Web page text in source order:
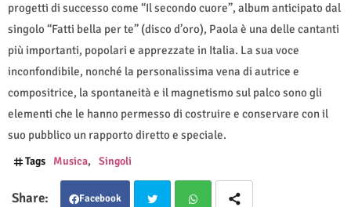
progetti di successo come “Il secondo cuore”, album anticipato dal
singolo “Fatti bella per te” (disco d’oro), Paola è una delle cantanti
più importanti, popolari e apprezzate in Italia. La sua voce
inconfondibile, nonché la personalissima vena di autrice e
compositrice, la spontaneità e il magnetismo sul palco sono gli
elementi che le hanno permesso di costruire e conservare con il
suo pubblico un rapporto diretto e speciale.
Tags Musica Singoli
Facebook